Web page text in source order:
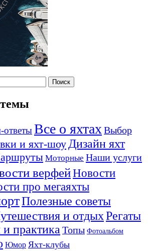
Все о яхтахВыбор
и яхт-шоуДизайн яхт
Моторные Наши услуги
верфейНовости
про мегаяхты
Полезные советы
и отдыхРегаты
практикаТопы Фотоальбом
Юмор Яхт-клубы